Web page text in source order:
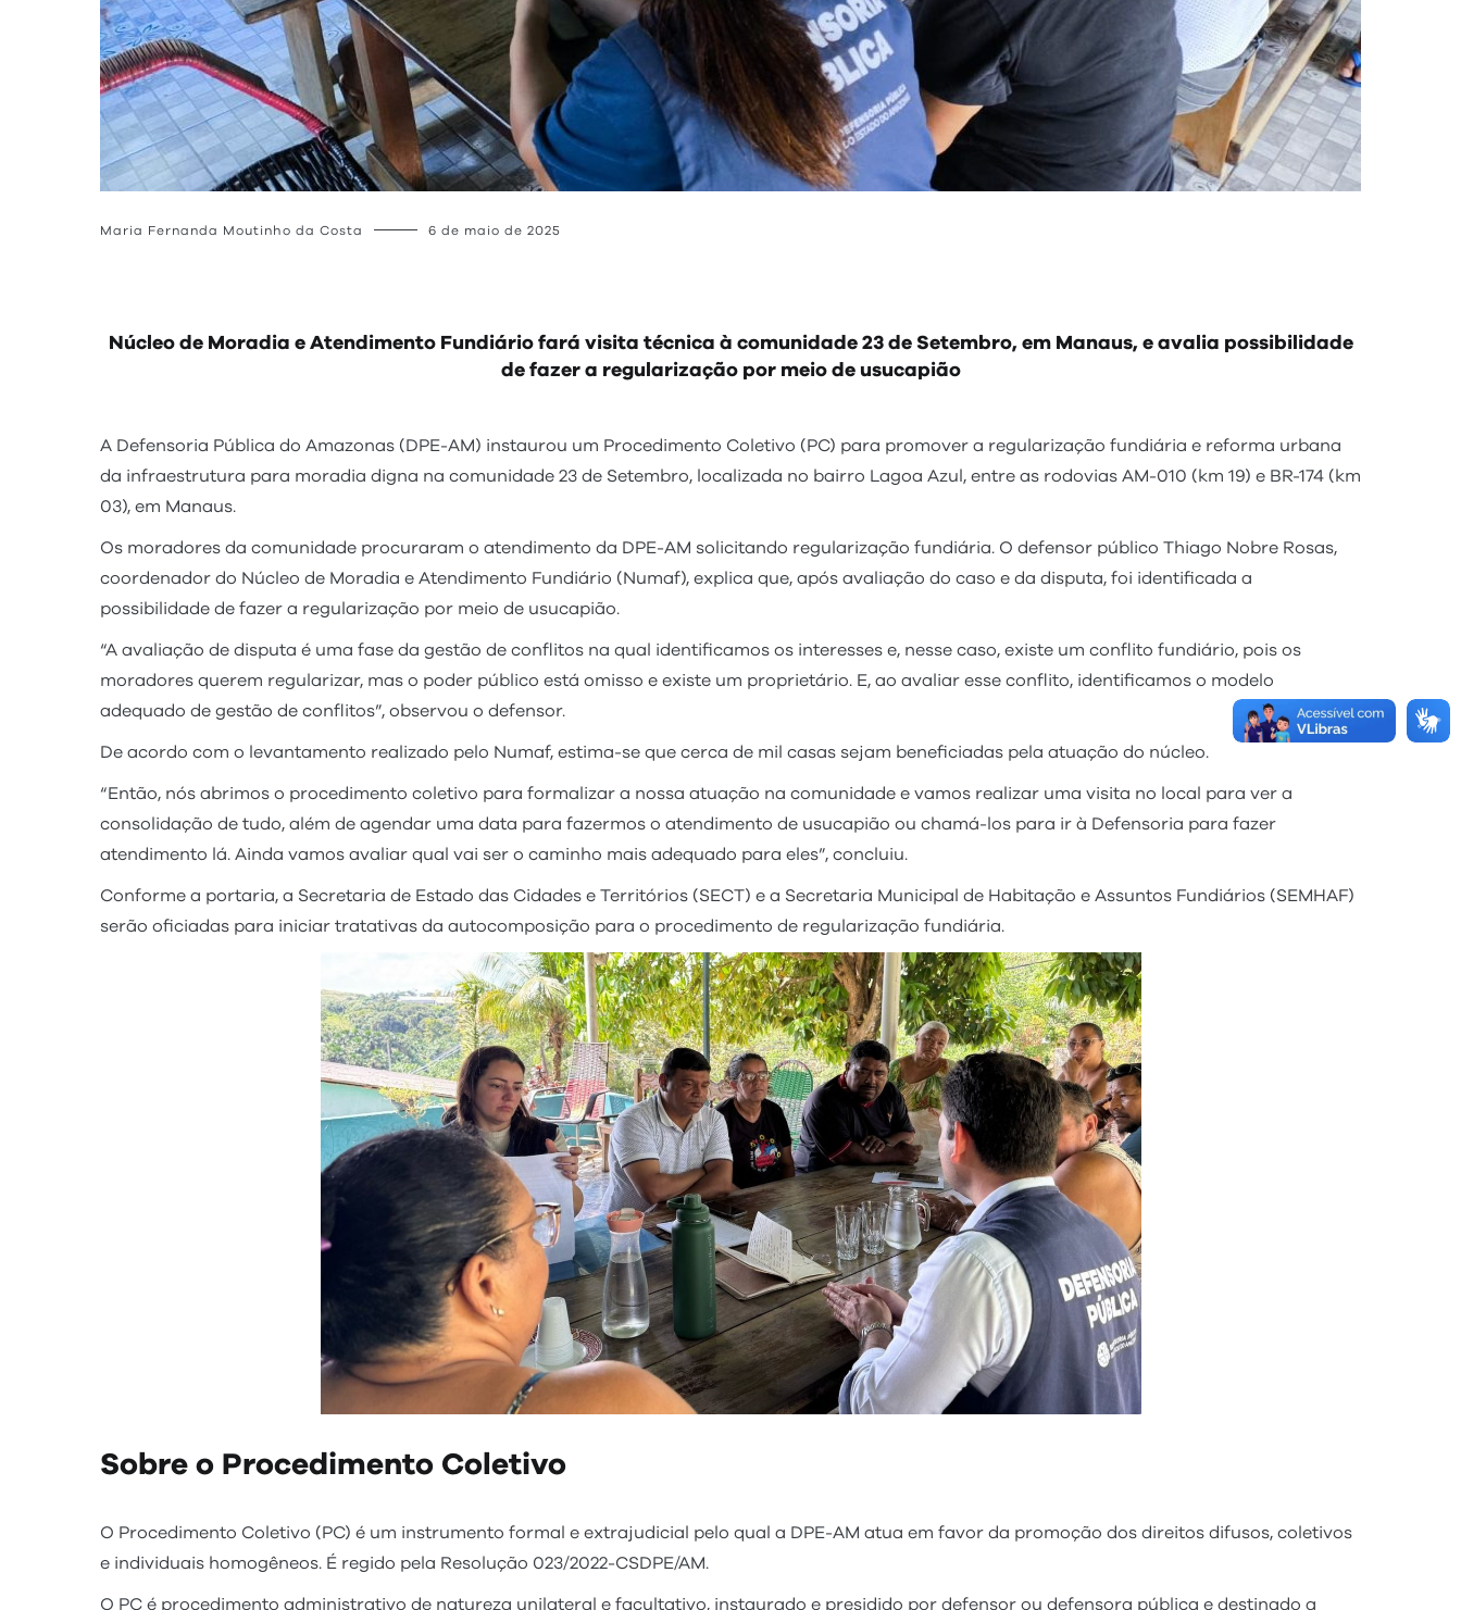
Maria Fernanda Moutinho da Costa 6 de maio de 2025
Núcleo de Moradia e Atendimento Fundiário fará visita técnica à comunidade 23 de Setembro, em Manaus, e avalia possibilidade
de fazer a regularização por meio de usucapião
A Defensoria Pública do Amazonas (DPE-AM) instaurou um Procedimento Coletivo (PC) para promover a regularização fundiária e reforma urbana
da infraestrutura para moradia digna na comunidade 23 de Setembro, localizada no bairro Lagoa Azul, entre as rodovias AM-010 (km 19) e BR-174 (km
03), em Manaus.
Os moradores da comunidade procuraram o atendimento da DPE-AM solicitando regularização fundiária. O defensor público Thiago Nobre Rosas,
coordenador do Núcleo de Moradia e Atendimento Fundiário (Numaf), explica que, após avaliação do caso e da disputa, foi identificada a
possibilidade de fazer a regularização por meio de usucapião.
“A avaliação de disputa é uma fase da gestão de conflitos na qual identificamos os interesses e, nesse caso, existe um conflito fundiário, pois os
moradores querem regularizar, mas o poder público está omisso e existe um proprietário. E, ao avaliar esse conflito, identificamos o modelo
adequado de gestão de conflitos”, observou o defensor.
De acordo com o levantamento realizado pelo Numaf, estima-se que cerca de mil casas sejam beneficiadas pela atuação do núcleo.
“Então, nós abrimos o procedimento coletivo para formalizar a nossa atuação na comunidade e vamos realizar uma visita no local para ver a
consolidação de tudo, além de agendar uma data para fazermos o atendimento de usucapião ou chamá-los para ir à Defensoria para fazer
atendimento lá. Ainda vamos avaliar qual vai ser o caminho mais adequado para eles”, concluiu.
Conforme a portaria, a Secretaria de Estado das Cidades e Territórios (SECT) e a Secretaria Municipal de Habitação e Assuntos Fundiários (SEMHAF)
serão oficiadas para iniciar tratativas da autocomposição para o procedimento de regularização fundiária.
Sobre o Procedimento Coletivo
O Procedimento Coletivo (PC) é um instrumento formal e extrajudicial pelo qual a DPE-AM atua em favor da promoção dos direitos difusos, coletivos
e individuais homogêneos. É regido pela Resolução 023/2022-CSDPE/AM.
O PC é procedimento administrativo de natureza unilateral e facultativo, instaurado e presidido por defensor ou defensora pública e destinado a